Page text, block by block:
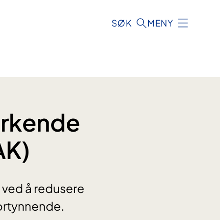
SØK MENY
å redusere